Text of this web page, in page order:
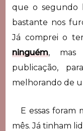
que o segundo
bastante nos
Já comprei o
ninguém, mas
publicação,
melhorando de
E essas foram
mês. Já tinham